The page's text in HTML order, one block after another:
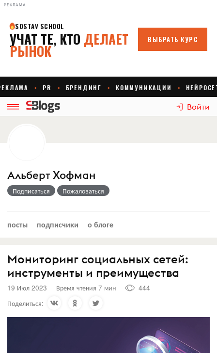
РЕКЛАМА
Войти
Альберт Хофман
Подписаться Пожаловаться
посты подписчики о блоге
Мониторинг социальных сетей:
инструменты и преимущества
19 Июл 2023 Время чтения 7 мин
444
Поделиться: